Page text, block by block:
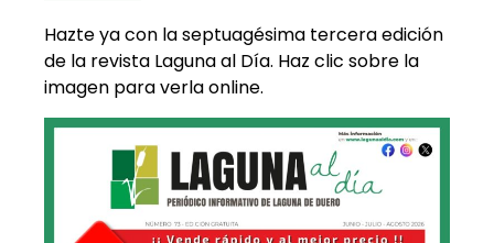
Hazte ya con la septuagésima tercera edición
de la revista Laguna al Día. Haz clic sobre la
imagen para verla online.